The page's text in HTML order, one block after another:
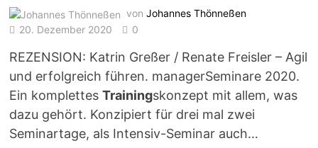
vonJohannes Thönneßen
20. Dezember 2020
0
REZENSION: Katrin Greßer / Renate Freisler – Agil
und erfolgreich führen. managerSeminare 2020.
Ein komplettesTrainingskonzept mit allem, was
dazu gehört. Konzipiert für drei mal zwei
Seminartage, als Intensiv-Seminar auch…